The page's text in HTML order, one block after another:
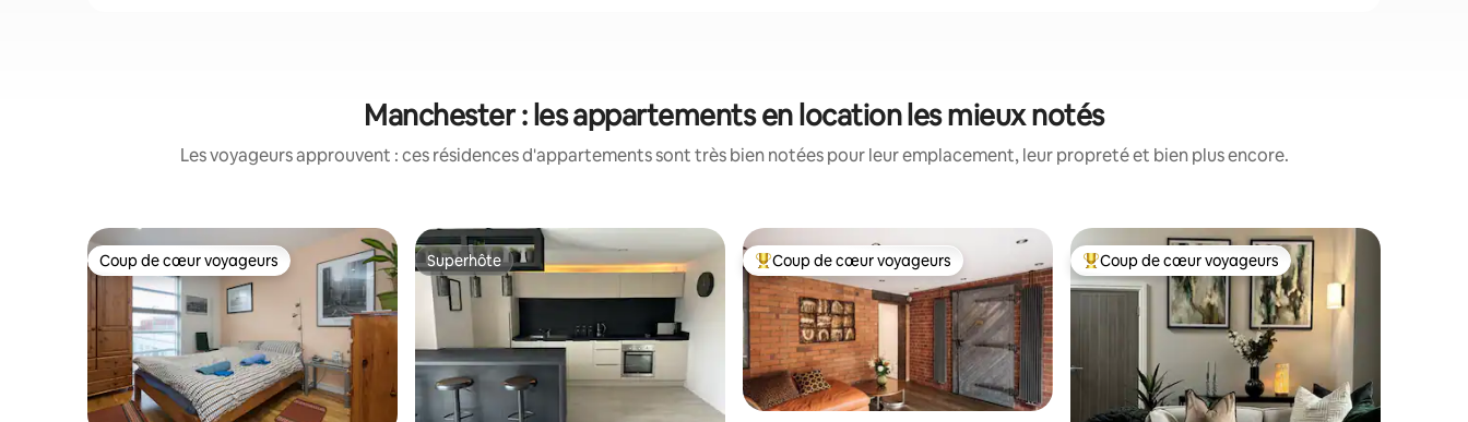
Manchester : les appartements en location les mieux notés
Les voyageurs approuvent : ces résidences d'appartements sont très bien notées pour leur emplacement, leur propreté et bien plus encore.
Coup de cœur voyageurs
Coup de cœur voyageurs Superhôte
Superhôte Coups de cœur voyageurs les plus appréciés
Coup de cœur voyageurs Coups de cœur voyageurs les plus appréciés
Coup de cœur voyageurs